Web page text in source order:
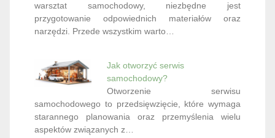
warsztat samochodowy, niezbędne jest
przygotowanie odpowiednich materiałów oraz
narzędzi. Przede wszystkim warto…
Jak otworzyć serwis
samochodowy?
Otworzenie serwisu
samochodowego to przedsięwzięcie, które wymaga
starannego planowania oraz przemyślenia wielu
aspektów związanych z…